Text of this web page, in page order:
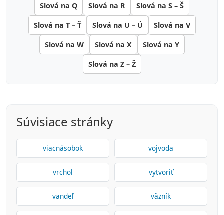
Slová na Q Slová na R Slová na S – Š
Slová na T – Ť Slová na U – Ú Slová na V
Slová na W Slová na X Slová na Y
Slová na Z – Ž
Súvisiace stránky
viacnásobok vojvoda
vrchol vytvoriť
vandeľ väzník